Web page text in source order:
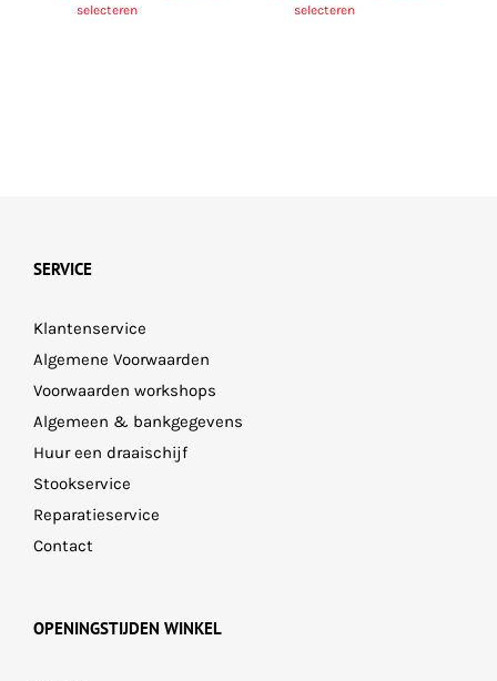
selecterenproduct
de
productpagina
selecterenproduct
SERVICE
Klantenservice
Algemene Voorwaarden
Voorwaarden workshops
Algemeen & bankgegevens
Huur een draaischijf
Stookservice
Reparatieservice
Contact
OPENINGSTIJDEN WINKEL